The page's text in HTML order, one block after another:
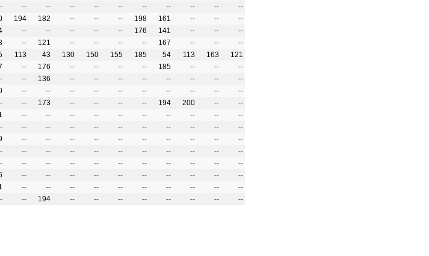
-- -- -- -- -- -- -- -- --
--
194 182 -- -- -- 198 161 -- --
--
-- -- -- -- -- 176 141 -- --
--
-- 121 -- -- -- -- 167 -- --
--
113 43 130 150 155 185 54 113 163
121
-- 176 -- -- -- -- 185 -- --
--
-- 136 -- -- -- -- -- -- --
--
-- -- -- -- -- -- -- -- --
--
-- 173 -- -- -- -- 194 200 --
--
-- -- -- -- -- -- -- -- --
--
-- -- -- -- -- -- -- -- --
--
-- -- -- -- -- -- -- -- --
--
-- -- -- -- -- -- -- -- --
--
-- -- -- -- -- -- -- -- --
--
-- -- -- -- -- -- -- -- --
--
-- -- -- -- -- -- -- -- --
--
-- 194 -- -- -- -- -- -- -- --